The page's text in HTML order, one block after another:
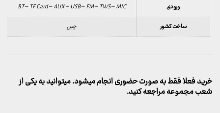
ورودی
BT – TF Card – AUX – USB – FM – TWS – MIC
ساخت کشور
چین
خرید فعلا فقط به صورت حضوری انجام میشود. میتوانید به یکی از
شعب مجموعه مراجعه کنید.